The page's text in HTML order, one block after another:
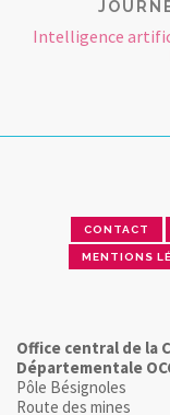
Intelligence
CONTACT
MENTIONS
Office central de la
Départementale
Pôle Bésignoles
Route des mines